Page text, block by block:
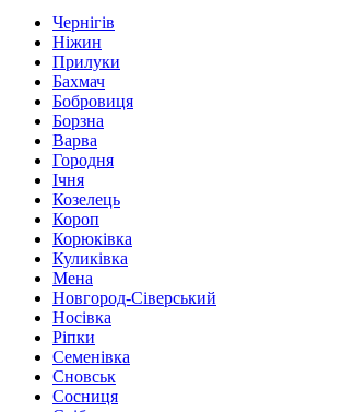
Чернігів
Ніжин
Прилуки
Бахмач
Бобровиця
Борзна
Варва
Городня
Ічня
Козелець
Короп
Корюківка
Куликівка
Мена
Новгород-Сіверський
Носівка
Ріпки
Семенівка
Сновськ
Сосниця